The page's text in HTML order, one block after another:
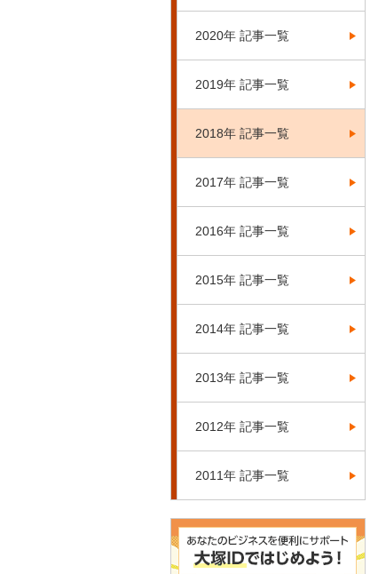
2020年 記事一覧
2019年 記事一覧
2018年 記事一覧
2017年 記事一覧
2016年 記事一覧
2015年 記事一覧
2014年 記事一覧
2013年 記事一覧
2012年 記事一覧
2011年 記事一覧